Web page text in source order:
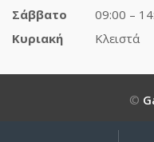
Σάββατο
09:00 –
Κυριακή
Κλειστά
©